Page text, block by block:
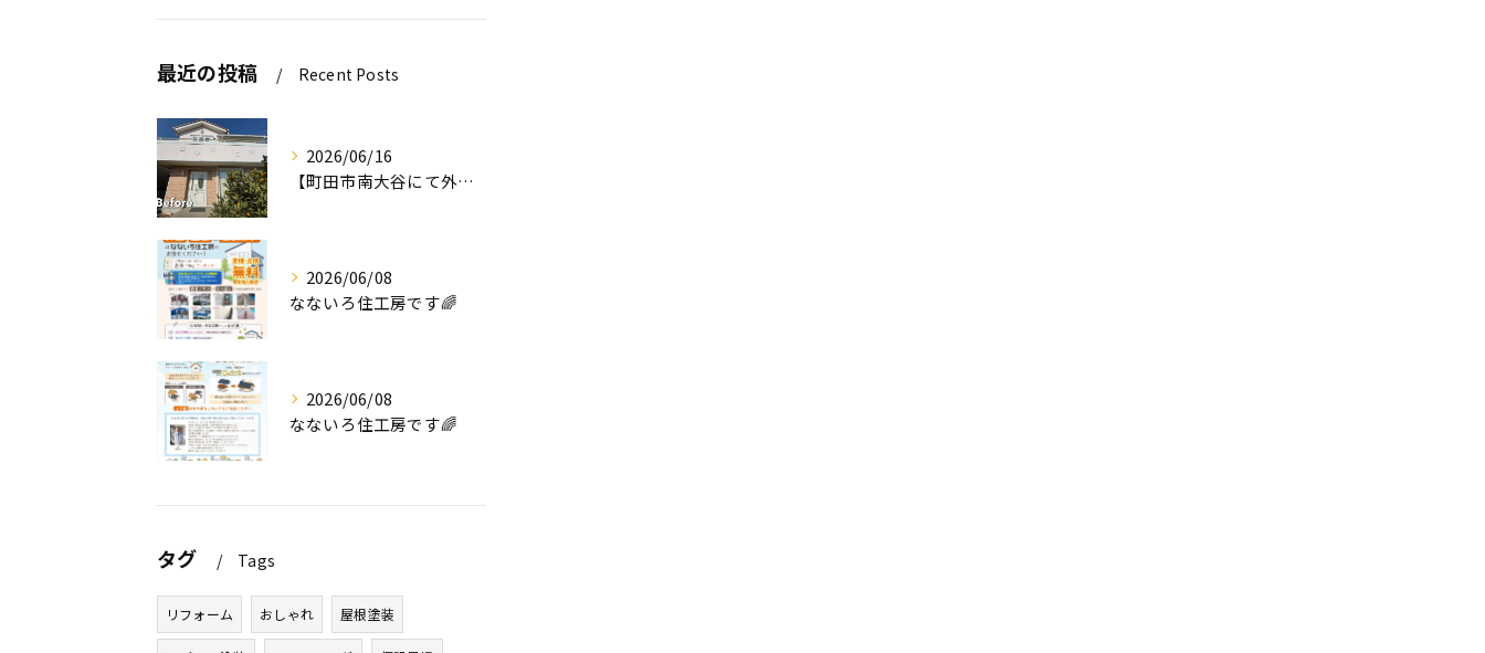
最近の投稿 Recent Posts
2026/06/16
【町田市南大谷にて外壁塗装工事完工のお知らせ】
2026/06/08
なないろ住工房です🌈
2026/06/08
なないろ住工房です🌈
タグ Tags
リフォーム おしゃれ 屋根塗装